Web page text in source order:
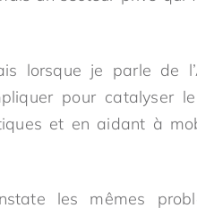
lorsque je parle de
pour catalyser
et en aidant à
les mêmes